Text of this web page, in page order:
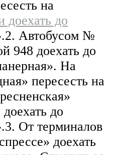
на
доехать до
Автобусом №
948 доехать до
На
пересесть на
до
От терминалов
доехать